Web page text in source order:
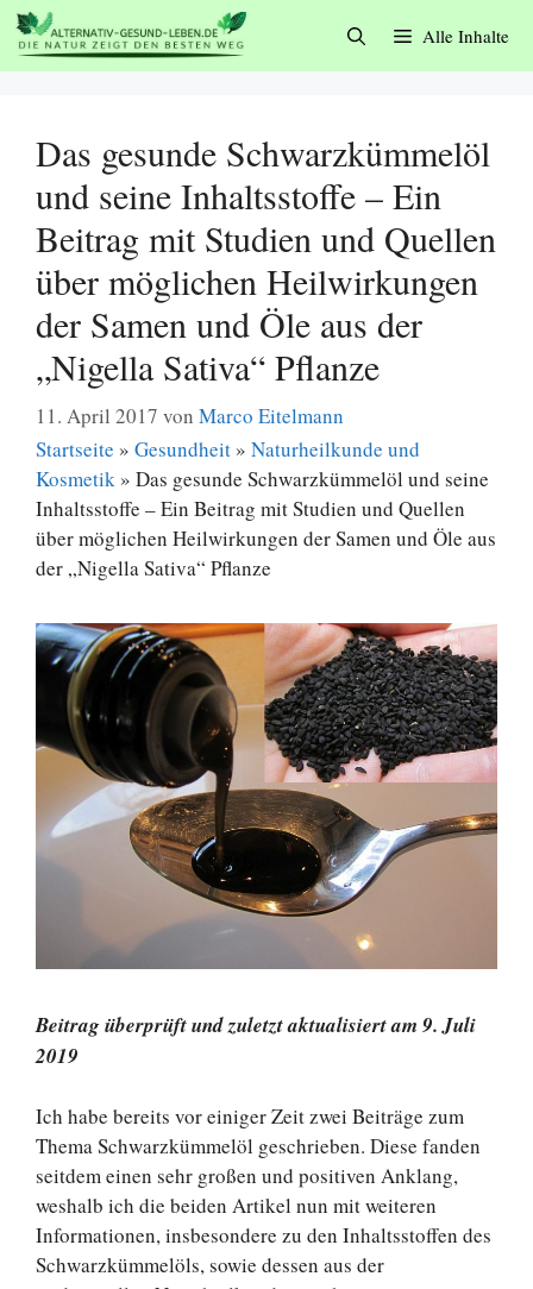
Zum
Inhalt
springen
Alle Inhalte
Das gesunde Schwarzkümmelöl
und seine Inhaltsstoffe – Ein
Beitrag mit Studien und Quellen
über möglichen Heilwirkungen
der Samen und Öle aus der
„Nigella Sativa“ Pflanze
11. April 2017 von Marco Eitelmann
Startseite » Gesundheit » Naturheilkunde und
Kosmetik » Das gesunde Schwarzkümmelöl und seine
Inhaltsstoffe – Ein Beitrag mit Studien und Quellen
über möglichen Heilwirkungen der Samen und Öle aus
der „Nigella Sativa“ Pflanze
Beitrag überprüft und zuletzt aktualisiert am 9. Juli
2019
Ich habe bereits vor einiger Zeit zwei Beiträge zum
Thema Schwarzkümmelöl geschrieben. Diese fanden
seitdem einen sehr großen und positiven Anklang,
weshalb ich die beiden Artikel nun mit weiteren
Informationen, insbesondere zu den Inhaltsstoffen des
Schwarzkümmelöls, sowie dessen aus der